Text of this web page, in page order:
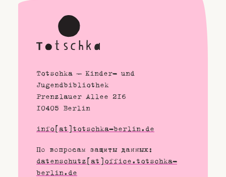
Totschka – Kinder- und
Jugendbibliothek
Prenzlauer Allee 216
10405 Berlin
info[at]totschka-berlin.de
По вопросам защиты данных:
datenschutz[at]office.totschka-
berlin.de